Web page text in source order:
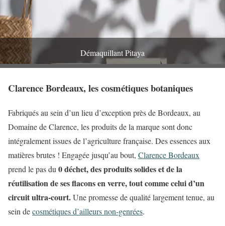
Démaquillant Pitaya
Clarence Bordeaux, les cosmétiques botaniques
Fabriqués au sein d’un lieu d’exception près de Bordeaux, au
Domaine de Clarence, les produits de la marque sont donc
intégralement issues de l’agriculture française. Des essences aux
matières brutes ! Engagée jusqu’au bout, Clarence Bordeaux
prend le pas du 0 déchet, des produits solides et de la
réutilisation de ses flacons en verre, tout comme celui d’un
circuit ultra-court.Une promesse de qualité largement tenue, au
sein decosmétiques d’ailleurs non-genrées.